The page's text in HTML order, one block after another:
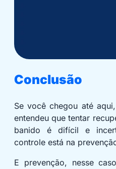
Conclusão
Se você chegou até
entendeu que tentar
banido é difícil e
controle está na
E prevenção, nesse